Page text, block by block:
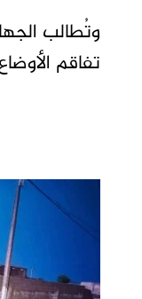
وتُطالب
تفاقم